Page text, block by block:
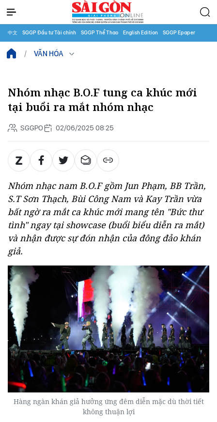
中文 SGGP Đầu tư Tài chính SGGP Thể Thao English Edition SGGP Epaper
VĂN HÓA
Nhóm nhạc B.O.F tung ca khúc mới
tại buổi ra mắt nhóm nhạc
SGGPO 02/06/2025 08:25
Nhóm nhạc nam B.O.F gồm Jun Phạm, BB Trần,
S.T Sơn Thạch, Bùi Công Nam và Kay Trần vừa
bất ngờ ra mắt ca khúc mới mang tên "Bức thư
tình"ngay tại showcase (buổi biểu diễn ra mắt)
và nhận được sự đón nhận của đông đảo khán
giả.
Hàng ngàn khán giả hưởng ứng đêm diễn mặc dù thời tiết
không thuận lợi